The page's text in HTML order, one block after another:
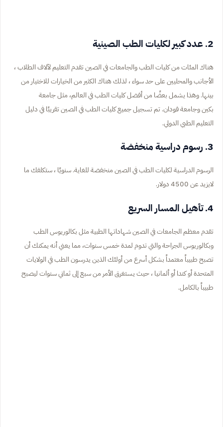
2. عدد كبير لكليات الطب الصينية
هناك المئات من كليات الطب والجامعات في الصين تقدم التعليم لآلاف الطلاب ،
الأجانب والمحليين على حد سواء ، لذلك هناك الكثير من الخيارات للاختيار من
بينها. وهذا يشمل بعضًا من أفضل كليات الطب في العالم، مثل جامعة
بكين وجامعة فودان. تم تسجيل جميع كليات الطب في الصين تقريبًا في دليل
التعليم الطبي الدولي.
3. رسوم دراسية منخفضة
الرسوم الدراسية لكليات الطب في الصين منخفضة للغاية. سنويًا ، ستكلفك ما
لايزيد عن 4500 دولار.
4. تأهيل المسار السريع
تقدم معظم الجامعات في الصين شهاداتها الطبية مثل بكالوريوس الطب
وبكالوريوس الجراحة والتي تدوم لمدة خمس سنوات، مما يعني أنه يمكنك أن
تصبح طبيباً معتمداً بشكل أسرع من أولئك الذين يدرسون الطب في الولايات
المتحدة أو كندا أو ألمانيا ، حيث يستغرق الأمر من سبع إلى ثماني سنوات ليصبح
طبيباً بالكامل.